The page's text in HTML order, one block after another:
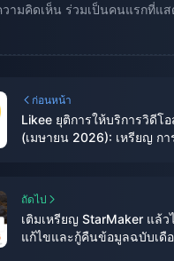
วามคิดเห็น ร่วมเป็นคนแรกที่แ
ก่อนหน้า
Likee ยุติการให้บริการวิดีโ
(เมษายน 2026): เหรียญ ก
ถัดไป
เติมเหรียญ StarMaker แล้ว
แก้ไขและกู้คืนข้อมูลฉบับเดื